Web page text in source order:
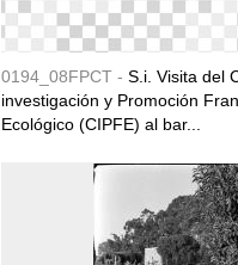
0194_08FPCT - S.i. Visita del
investigación y Promoción
Ecológico (CIPFE) al bar...